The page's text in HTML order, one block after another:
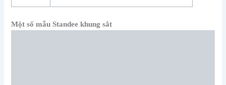
Một số mẫu Standee khung sắt